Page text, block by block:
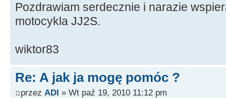
Pozdrawiam serdecznie i narazie
motocykla JJ2S.
wiktor83
Re: A jak ja mogę pomóc ?
przez ADI » Wt paź 19, 2010 11:12 pm